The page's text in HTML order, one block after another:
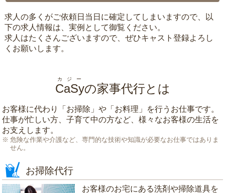
求人の多くがご依頼日当日に確定してしまいますので、以
下の求人情報は、実例として御覧ください。
求人はたくさんございますので、ぜひキャスト登録よろし
くお願いします。
CaSy
カジー
の家事代行とは
お客様に代わり「 お掃除 」や「 お料理 」を行うお仕事です。
仕事が忙しい方、子育て中の方など、様々なお客様の生活を
お支えします。
危険な作業や介護など、専門的な技術や知識が必要なお仕事ではありま
せん。
お掃除代行
お客様のお宅にある洗剤や掃除道具を